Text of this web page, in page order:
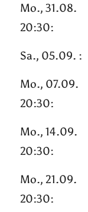
Mo., 31.08.
20:30:
Sa., 05.09. :
Mo., 07.09.
20:30:
Mo., 14.09.
20:30:
Mo., 21.09.
20:30: